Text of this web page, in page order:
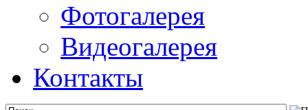
Фотогалерея
Видеогалерея
Контакты